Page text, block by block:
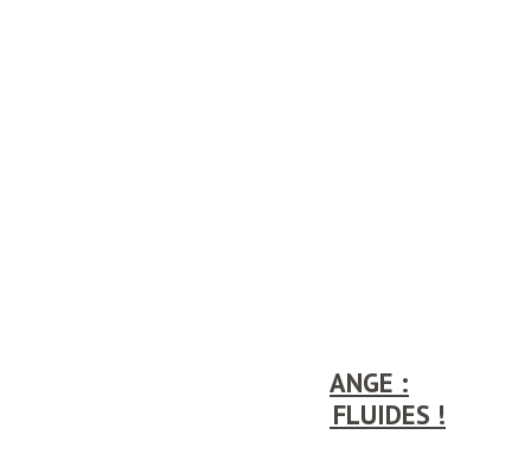
PLOMBIER À MONDERCANGE :
FAITES CIRCULER VOS FLUIDES !